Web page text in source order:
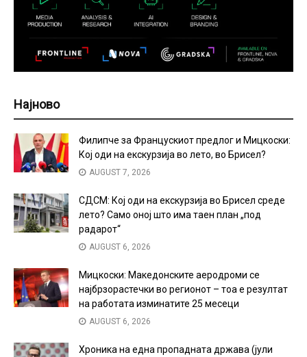
Најново
Филипче за Францускиот предлог и Мицкоски:
Кој оди на екскурзија во лето, во Брисел?
AUGUST 7, 2026
СДСМ: Кој оди на екскурзија во Брисел среде
лето? Само оној што има таен план „под
радарот“
AUGUST 6, 2026
Мицкоски: Македонските аеродроми се
најбрзорастечки во регионот – тоа е резултат
на работата изминатите 25 месеци
AUGUST 6, 2026
Хроника на една пропадната држава (јули